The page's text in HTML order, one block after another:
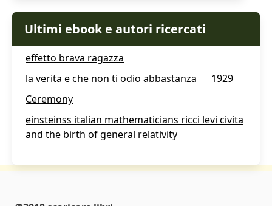
Ultimi ebook e autori ricercati
effetto brava ragazza
la verita e che non ti odio abbastanza
1929
Ceremony
einsteinss italian mathematicians ricci levi civita
and the birth of general relativity